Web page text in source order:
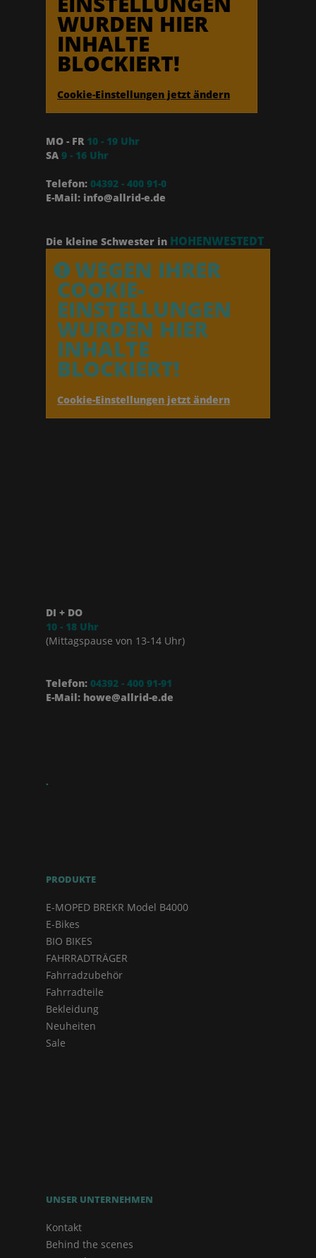
WURDEN HIER
INHALTE
BLOCKIERT!
Cookie-Einstellungen jetzt ändern
MO - FR 10 - 19 Uhr
SA 9 - 16 Uhr
Telefon: 04392 - 400 91-0
E-Mail: info@allrid-e.de
Die kleine Schwester in HOHENWESTEDT
WEGEN IHRER
COOKIE-
EINSTELLUNGEN
WURDEN HIER
INHALTE
BLOCKIERT!
Cookie-Einstellungen jetzt ändern
DI + DO
10 - 18 Uhr
(Mittagspause von 13-14 Uhr)
Telefon: 04392 - 400 91-91
E-Mail: howe@allrid-e.de
.
PRODUKTE
E-MOPED BREKR Model B4000
E-Bikes
BIO BIKES
FAHRRADTRÄGER
Fahrradzubehör
Fahrradteile
Bekleidung
Neuheiten
Sale
UNSER UNTERNEHMEN
Kontakt
Behind the scenes